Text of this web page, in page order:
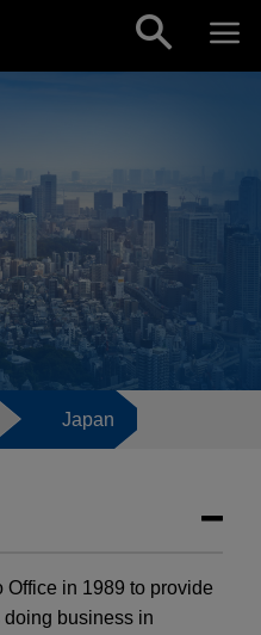
Japan
Office in 1989 to provide
doing business in